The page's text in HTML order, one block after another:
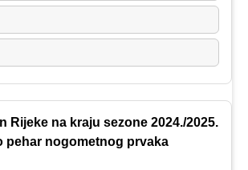
Rijeke na kraju sezone 2024./2025.
pehar nogometnog prvaka